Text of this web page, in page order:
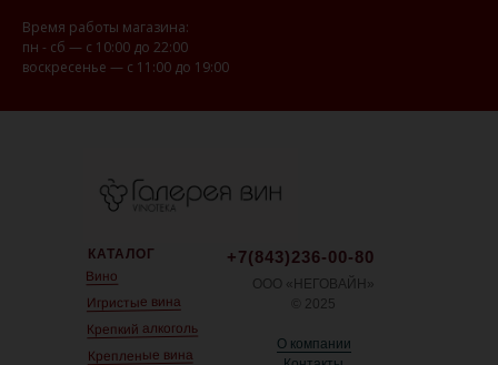
Время работы магазина:
пн - сб — с 10:00 до 22:00
воскресенье — с 11:00 до 19:00
КАТАЛОГ
Вино
Игристые вина
Крепкий алкоголь
Крепленые вина
ООО «НЕГОВАЙН»
© 2025
О компании
+7(843)236-00-80